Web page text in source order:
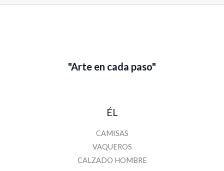
m
"Arte en cada paso"
ÉL
CAMISAS
VAQUEROS
CALZADO HOMBRE